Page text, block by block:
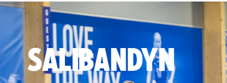
SALIBANDYN